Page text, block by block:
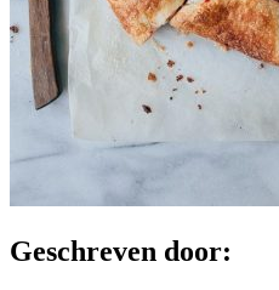
Geschreven door: